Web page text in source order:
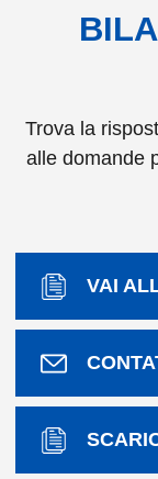
Trova la
alle domande
VAI